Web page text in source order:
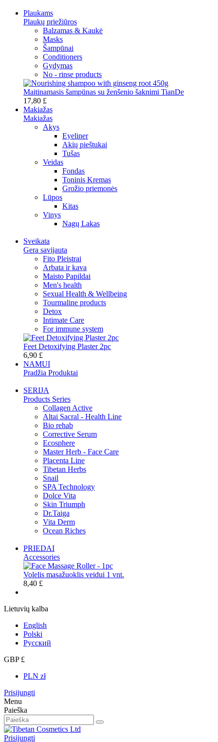
Plaukams
Plaukų priežiūros
Balzamas & Kaukė
Masks
Šampūnai
Conditioners
Gydymas
No - rinse products
Maitinamasis šampūnas su ženšenio šaknimi TianDe
17,80 £
Makiažas
Makiažas
Akys
Eyeliner
Akių pieštukai
Tušas
Veidas
Fondas
Toninis Kremas
Grožio priemonės
Lūpos
Kitas
Vinys
Nagų Lakas
Sveikata
Gera savijauta
Fito Pleistrai
Arbata ir kava
Maisto Papildai
Men's health
Sexual Health & Wellbeing
Tourmaline products
Detox
Intimate Care
For immune system
Feet Detoxifying Plaster 2pc
6,90 £
NAMUI
Pradžia Produktai
SERIJA
Products Series
Collagen Active
Altai Sacral - Health Line
Bio rehab
Corrective Serum
Ecosphere
Master Herb - Face Care
Placenta Line
Tibetan Herbs
Snail
SPA Technology
Dolce Vita
Skin Triumph
Dr.Taiga
Vita Derm
Ocean Riches
PRIEDAI
Accessories
Volelis masažuoklis veidui 1 vnt.
8,40 £
Lietuvių kalba
English
Polski
Русский
GBP £
PLN zł
Prisijungti
Menu
Paieška
Prisijungti